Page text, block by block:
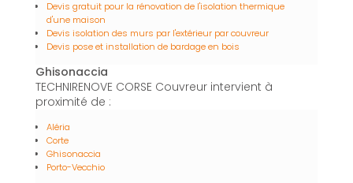
Devis gratuit pour la rénovation de l'isolation thermique
d'une maison
Devis isolation des murs par l'extérieur par couvreur
Devis pose et installation de bardage en bois
Ghisonaccia
TECHNIRENOVE CORSE Couvreur intervient à
proximité de :
Aléria
Corte
Ghisonaccia
Porto-Vecchio